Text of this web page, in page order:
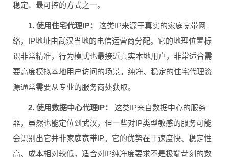
稳定、最可控的方式之一。
1. 使用住宅代理IP：
这类IP来源于真实的家庭宽带网
络，IP地址由武汉当地的电信运营商分配。它的地理位置标
识非常精准，行为模式也最接近真实本地用户，非常适合需
要高度模拟本地用户访问的场景。纯净、稳定的住宅代理资
源通常需要从专业的服务商处获取。
2. 使用数据中心代理IP：
这类IP来自数据中心的服务
器，虽然也能定位到武汉，但一些对IP类型敏感的服务可能
会识别出它并非家庭宽带IP。它的优势在于速度快、稳定性
高、成本相对较低，适合对IP纯净度要求不是极端苛刻的数